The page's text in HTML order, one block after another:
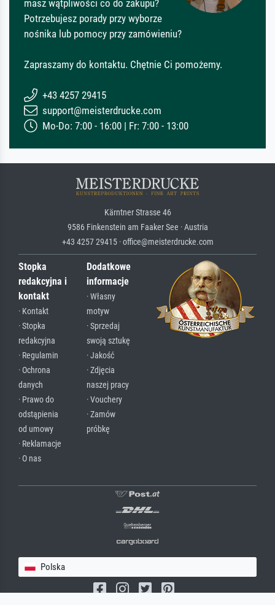
masz wątpliwości co do zakupu?
Potrzebujesz porady przy wyborze
nośnika lub pomocy przy zamówieniu?
Zapraszamy do kontaktu. Chętnie Ci pomożemy.
+43 4257 29415
support@meisterdrucke.com
Mo-Do: 7:00 - 16:00 | Fr: 7:00 - 13:00
Kärntner Strasse 46
9586 Finkenstein am Faaker See · Austria
+43 4257 29415 · office@meisterdrucke.com
Stopka
redakcyjna i
kontakt
· Kontakt
· Stopka
redakcyjna
· Regulamin
· Ochrona
danych
· Prawo do
odstąpienia
od umowy
· Reklamacje
· O nas
Dodatkowe
informacje
· Własny
motyw
· Sprzedaj
swoją sztukę
· Jakość
· Zdjęcia
naszej pracy
· Vouchery
· Zamów
próbkę
Polska